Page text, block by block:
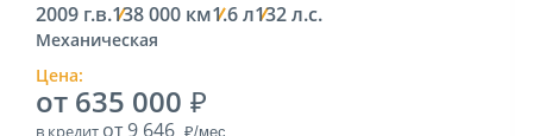
2009 г.в.138 000 км1.6 л132 л.с.
Механическая
Цена:
от 635 000
от 9 646